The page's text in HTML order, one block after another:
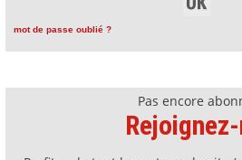
mot de passe oublié ?
Pas encore